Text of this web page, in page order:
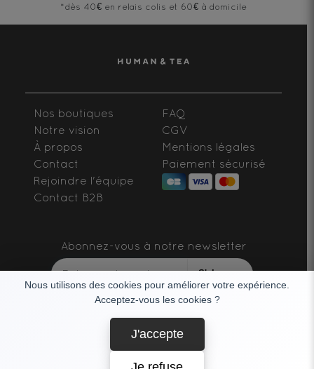
Nous utilisons des cookies pour améliorer votre expérience.
Acceptez-vous les cookies ?
J'accepte
*dès 40€ en relais colis et 60€ à domicile
Nos boutiques
Notre vision
À propos
Contact
Rejoindre l'équipe
Contact B2B
FAQ
CGV
Mentions légales
Paiement sécurisé
Abonnez-vous à notre newsletter
S'abonner